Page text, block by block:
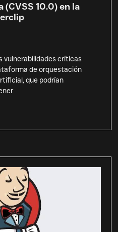
10.0) en la
vulnerabilidades críticas
de orquestación
que podrían